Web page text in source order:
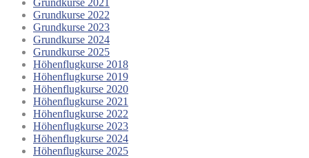
Grundkurse 2021
Grundkurse 2022
Grundkurse 2023
Grundkurse 2024
Grundkurse 2025
Höhenflugkurse 2018
Höhenflugkurse 2019
Höhenflugkurse 2020
Höhenflugkurse 2021
Höhenflugkurse 2022
Höhenflugkurse 2023
Höhenflugkurse 2024
Höhenflugkurse 2025